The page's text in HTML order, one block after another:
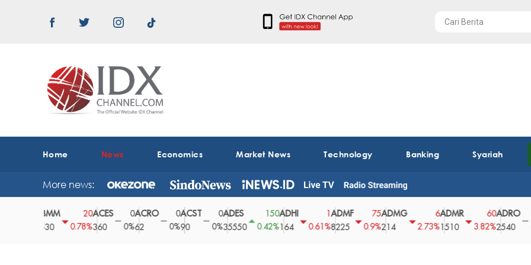
Home News Economics Market News Technology Banking Syariah
More news:
0.78%
ACES
360
0
0%
ACRO
0ACST
0ADES
35550
150
0.42%
ADHI
164
0.61%
ADMF
8225
75
0.9%
ADMG
214
2.73%
ADMR
1510
3.82%
ADRO
2540
0
0%